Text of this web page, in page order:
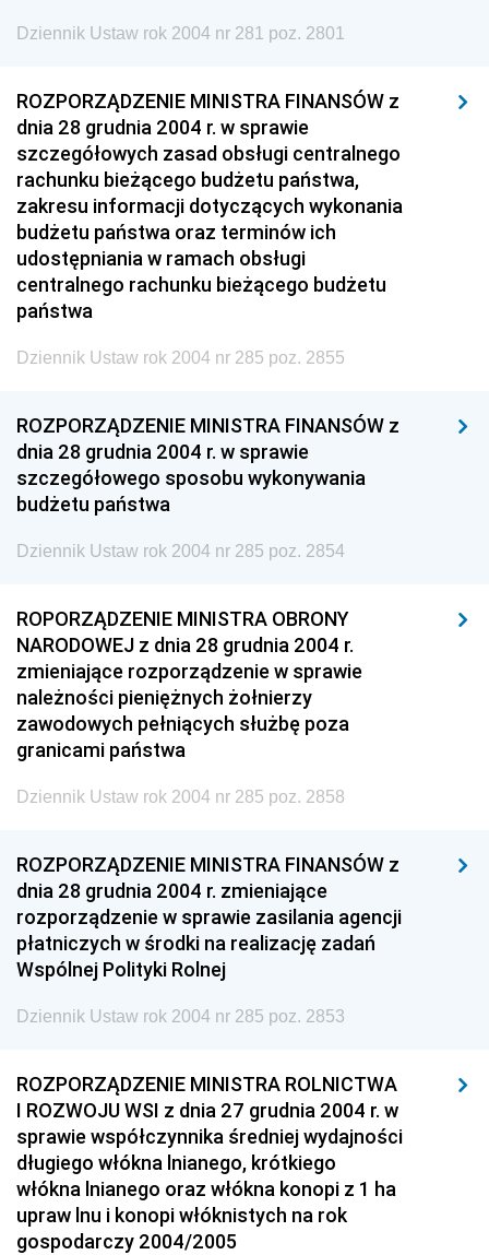
Dziennik Ustaw rok 2004 nr 281 poz. 2801
ROZPORZĄDZENIE MINISTRA FINANSÓW z
dnia 28 grudnia 2004 r. w sprawie
szczegółowych zasad obsługi centralnego
rachunku bieżącego budżetu państwa,
zakresu informacji dotyczących wykonania
budżetu państwa oraz terminów ich
udostępniania w ramach obsługi
centralnego rachunku bieżącego budżetu
państwa
Dziennik Ustaw rok 2004 nr 285 poz. 2855
ROZPORZĄDZENIE MINISTRA FINANSÓW z
dnia 28 grudnia 2004 r. w sprawie
szczegółowego sposobu wykonywania
budżetu państwa
Dziennik Ustaw rok 2004 nr 285 poz. 2854
ROPORZĄDZENIE MINISTRA OBRONY
NARODOWEJ z dnia 28 grudnia 2004 r.
zmieniające rozporządzenie w sprawie
należności pieniężnych żołnierzy
zawodowych pełniących służbę poza
granicami państwa
Dziennik Ustaw rok 2004 nr 285 poz. 2858
ROZPORZĄDZENIE MINISTRA FINANSÓW z
dnia 28 grudnia 2004 r. zmieniające
rozporządzenie w sprawie zasilania agencji
płatniczych w środki na realizację zadań
Wspólnej Polityki Rolnej
Dziennik Ustaw rok 2004 nr 285 poz. 2853
ROZPORZĄDZENIE MINISTRA ROLNICTWA
I ROZWOJU WSI z dnia 27 grudnia 2004 r. w
sprawie współczynnika średniej wydajności
długiego włókna lnianego, krótkiego
włókna lnianego oraz włókna konopi z 1 ha
upraw lnu i konopi włóknistych na rok
gospodarczy 2004/2005